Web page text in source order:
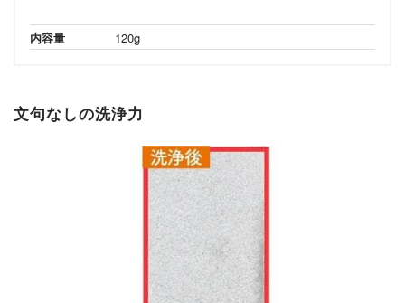
内容量 120g
文句なしの洗浄力